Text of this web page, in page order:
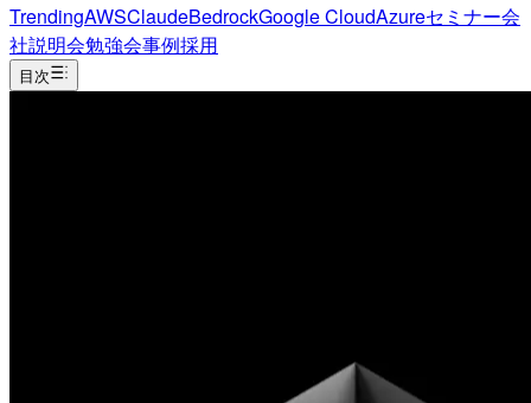
TrendingAWSClaudeBedrockGoogle CloudAzureセミナー会
社説明会勉強会事例採用
目次